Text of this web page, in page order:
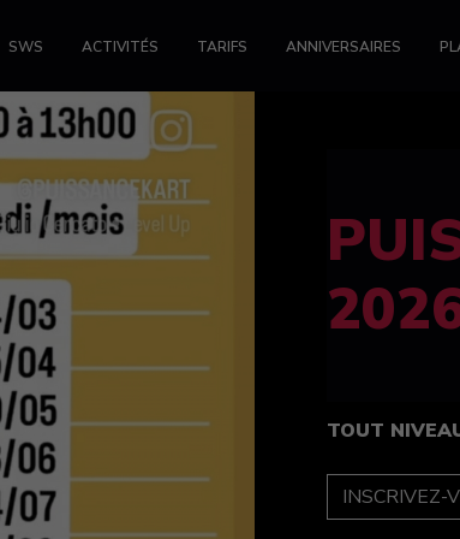
SWS ACTIVITÉS TARIFS ANNIVERSAIRES
TOUT